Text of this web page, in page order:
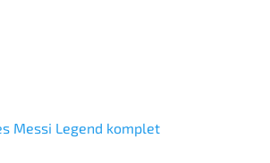
Messi Legend komplet